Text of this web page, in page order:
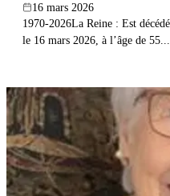
16 mars 2026
1970-2026La Reine : Est
le 16 mars 2026, à l’âge de 55...